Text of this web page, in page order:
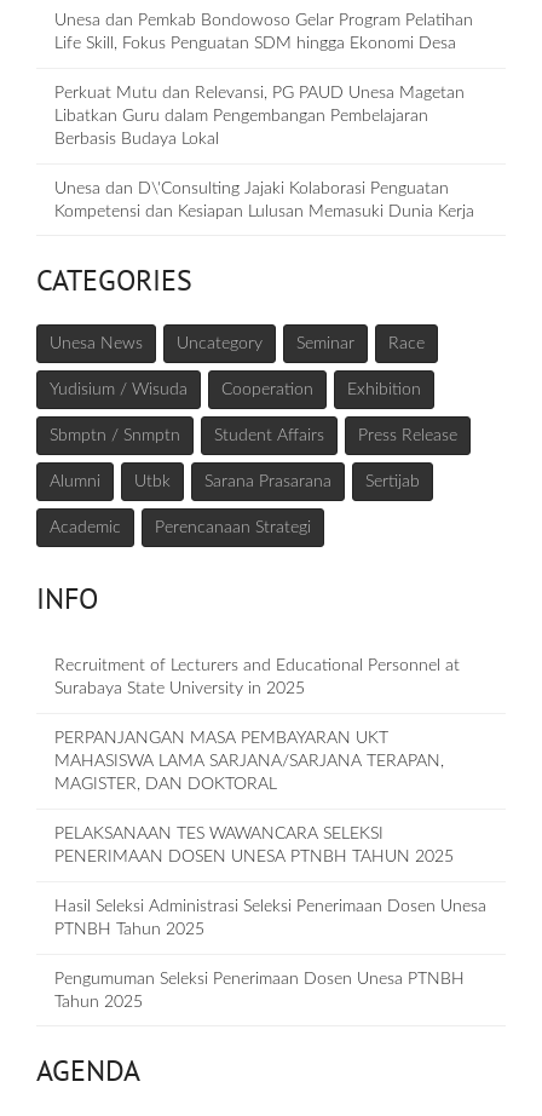
Unesa dan Pemkab Bondowoso Gelar Program Pelatihan
Life Skill, Fokus Penguatan SDM hingga Ekonomi Desa
Perkuat Mutu dan Relevansi, PG PAUD Unesa Magetan
Libatkan Guru dalam Pengembangan Pembelajaran
Berbasis Budaya Lokal
Unesa dan D\'Consulting Jajaki Kolaborasi Penguatan
Kompetensi dan Kesiapan Lulusan Memasuki Dunia Kerja
CATEGORIES
Unesa News Uncategory Seminar Race
Yudisium / Wisuda Cooperation Exhibition
Sbmptn / Snmptn Student Affairs Press Release
Alumni Utbk Sarana Prasarana Sertijab
Academic Perencanaan Strategi
INFO
Recruitment of Lecturers and Educational Personnel at
Surabaya State University in 2025
PERPANJANGAN MASA PEMBAYARAN UKT
MAHASISWA LAMA SARJANA/SARJANA TERAPAN,
MAGISTER, DAN DOKTORAL
PELAKSANAAN TES WAWANCARA SELEKSI
PENERIMAAN DOSEN UNESA PTNBH TAHUN 2025
Hasil Seleksi Administrasi Seleksi Penerimaan Dosen Unesa
PTNBH Tahun 2025
Pengumuman Seleksi Penerimaan Dosen Unesa PTNBH
Tahun 2025
AGENDA